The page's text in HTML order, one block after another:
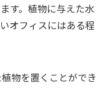
す。植物に与えた水
オフィスにはある程
物を置くことができ